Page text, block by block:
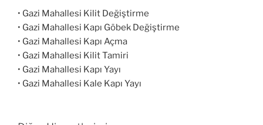
• Gazi Mahallesi Kilit Değiştirme
• Gazi Mahallesi Kapı Göbek Değiştirme
• Gazi Mahallesi Kapı Açma
• Gazi Mahallesi Kilit Tamiri
• Gazi Mahallesi Kapı Yayı
• Gazi Mahallesi Kale Kapı Yayı